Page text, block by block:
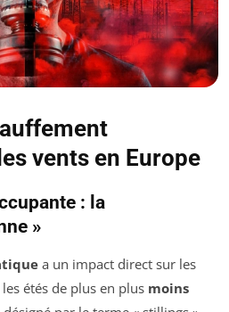
vents en Europe
: la
»
a un impact direct sur les
étés de plus en plus moins